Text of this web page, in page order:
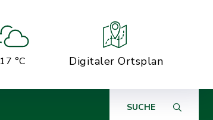
17 °C Digitaler Ortsplan
SUCHE